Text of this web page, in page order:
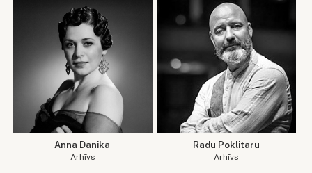
Anna Danika
Arhīvs
Radu Poklitaru
Arhīvs